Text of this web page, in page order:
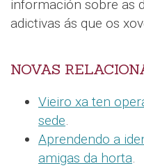
información sobre as
adictivas ás que os
NOVAS
Vieiro xa ten
sede.
Aprendendo a
amigas da horta.